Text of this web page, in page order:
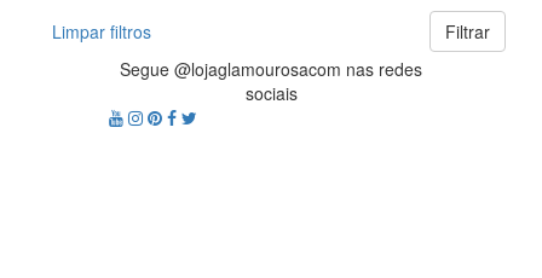
Limpar filtros
Filtrar
Segue @lojaglamourosacom nas redes
sociais